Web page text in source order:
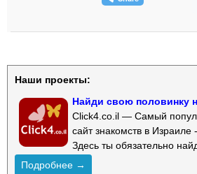
Наши проекты:
Найди свою половинку
Click4.co.il — Самый
сайт знакомств в Израиле
Здесь ты обязательно
Подробнее →